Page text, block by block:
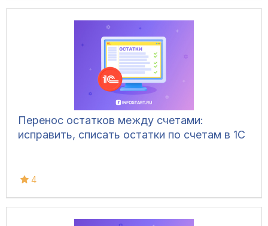
Перенос остатков между счетами:
исправить, списать остатки по счетам в 1С
4